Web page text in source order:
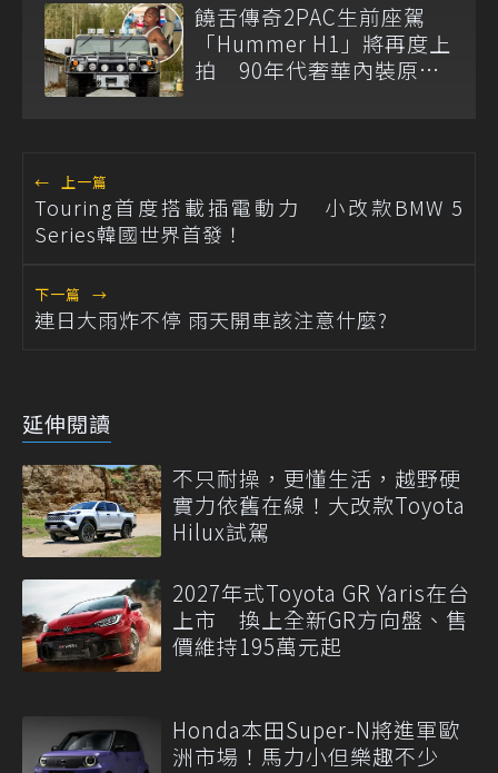
饒舌傳奇2PAC生前座駕
「Hummer H1」將再度上
拍 90年代奢華內裝原汁
← 上一篇
Touring首度搭載插電動力 小改款BMW 5
Series韓國世界首發！
下一篇 →
連日大雨炸不停 雨天開車該注意什麼?
延伸閱讀
不只耐操，更懂生活，越野硬
實力依舊在線！大改款Toyota
Hilux試駕
2027年式Toyota GR Yaris在台
上市 換上全新GR方向盤、售
價維持195萬元起
Honda本田Super-N將進軍歐
洲市場！馬力小但樂趣不少